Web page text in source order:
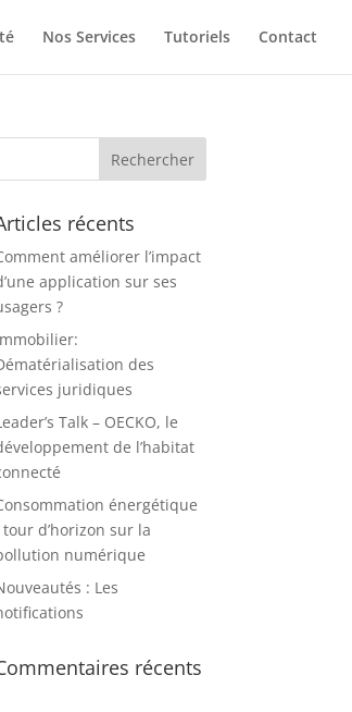
Nos Services Tutoriels Contact
récents
améliorer l’impact
application sur ses
?
des
juridiques
Talk – OECKO, le
de l’habitat
énergétique
tour d’horizon sur la
numérique
: Les
récents